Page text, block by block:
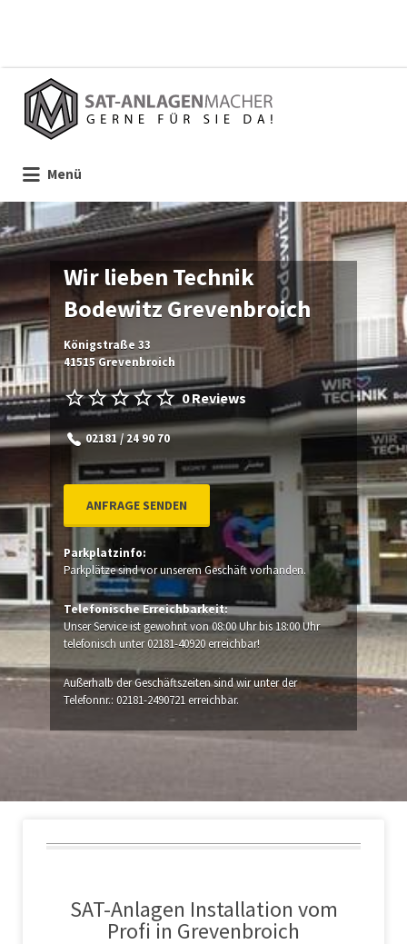
Suchen
nach:
Menü
Wir lieben Technik
Bodewitz Grevenbroich
Königstraße 33
41515 Grevenbroich
0 Reviews
02181 / 24 90 70
ANFRAGE SENDEN
Parkplatzinfo:
Parkplätze sind vor unserem Geschäft vorhanden.
Telefonische Erreichbarkeit:
Unser Service ist gewohnt von 08:00 Uhr bis 18:00 Uhr
telefonisch unter 02181-40920 erreichbar!
Außerhalb der Geschäftszeiten sind wir unter der
Telefonnr.: 02181-2490721 erreichbar.
SAT-Anlagen Installation vom
Profi in Grevenbroich